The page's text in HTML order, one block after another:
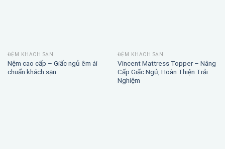
ĐỆM KHÁCH SẠN
Nệm cao cấp – Giấc ngủ êm ái
chuẩn khách sạn
ĐỆM KHÁCH SẠN
Vincent Mattress Topper – Nâng
Cấp Giấc Ngủ, Hoàn Thiện Trải
Nghiệm